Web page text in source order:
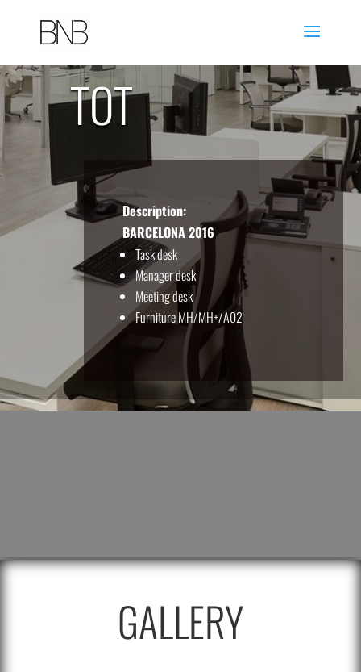
TOT
Description:
BARCELONA 2016
Task desk
Manager desk
Meeting desk
Furniture MH/MH+/A02
GALLERY